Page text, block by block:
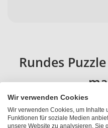
Rundes
Bilderpuzzle selber
verschiedenen Anlässen
Wir verwenden Cookies
Wir verwenden Cookies, um Inhalte
Funktionen für soziale Medien
unsere Website zu analysieren. Sie